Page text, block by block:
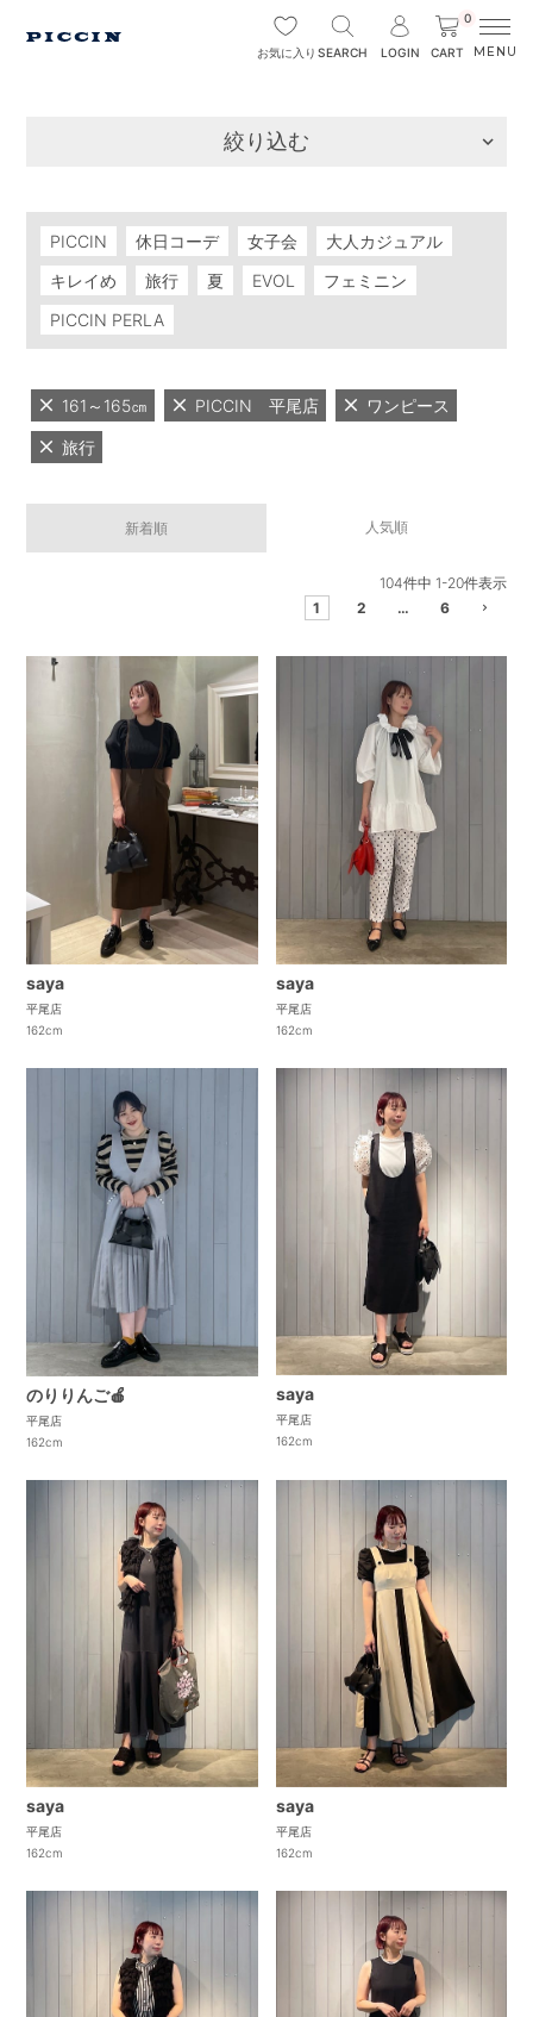
お気に入り SEARCH LOGIN
0
CART
絞り込む
PICCIN 休日コーデ 女子会
大人カジュアル
キレイめ
旅行 夏 EVOL
フェミニン
PICCIN PERLA
161～165㎝ PICCIN 平尾店 ワンピース
旅行
新着順 人気順
104件中 1-20件表示
1
2 … 6
saya
平尾店
162cm
saya
平尾店
162cm
のりりんご🍎
平尾店
162cm
saya
平尾店
162cm
saya
平尾店
162cm
saya
平尾店
162cm